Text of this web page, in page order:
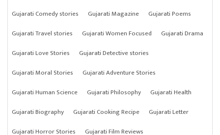
Gujarati Comedy stories
Gujarati Magazine
Gujarati Poems
Gujarati Travel stories
Gujarati Women Focused
Gujarati Drama
Gujarati Love Stories
Gujarati Detective stories
Gujarati Moral Stories
Gujarati Adventure Stories
Gujarati Human Science
Gujarati Philosophy
Gujarati Health
Gujarati Biography
Gujarati Cooking Recipe
Gujarati Letter
Gujarati Horror Stories
Gujarati Film Reviews